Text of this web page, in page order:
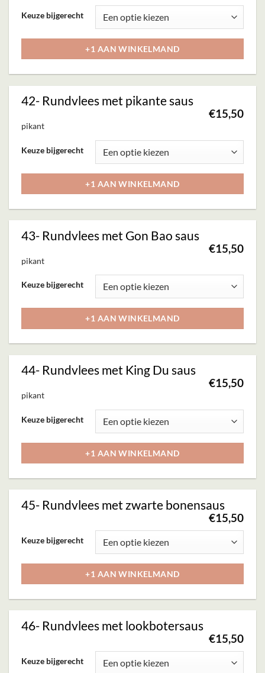
gekozen
productpagina
product
heeft
meerdere
variaties.
Deze
optie
kan
worden
op
Keuze bijgerecht
+1 AAN WINKELMAND
42- Rundvlees met pikante saus
€15,50
pikant
product
heeft
variaties.
Deze
optie
kan
worden
op
Keuze bijgerecht
+1 AAN WINKELMAND
43- Rundvlees met Gon Bao saus
€15,50
pikant
product
heeft
variaties.
Deze
optie
kan
worden
op
Keuze bijgerecht
+1 AAN WINKELMAND
44- Rundvlees met King Du saus
€15,50
pikant
product
heeft
variaties.
Deze
optie
gekozen
productpagina
Keuze bijgerecht
+1 AAN WINKELMAND
45- Rundvlees met zwarte bonensaus
€15,50
product
heeft
variaties.
Deze
optie
gekozen
Keuze bijgerecht
+1 AAN WINKELMAND
46- Rundvlees met lookbotersaus
€15,50
product
Keuze bijgerecht